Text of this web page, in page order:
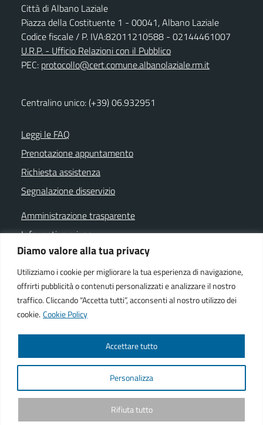
Diamo valore alla tua privacy
Utilizziamo i cookie per migliorare la tua esperienza di navigazione,
offrirti pubblicità o contenuti personalizzati e analizzare il nostro
traffico. Cliccando “Accetta tutti”, acconsenti al nostro utilizzo dei
cookie. Cookie Policy
Personalizza
Rifiuta tutto
Accettare tutto
Città di Albano Laziale
Piazza della Costituente 1 - 00041, Albano Laziale
Codice fiscale / P. IVA:82011210588 - 02144461007
U.R.P. - Ufficio Relazioni con il Pubblico
PEC: protocollo@cert.comune.albanolaziale.rm.it
Centralino unico: (+39) 06.932951
Leggi le FAQ
Prenotazione appuntamento
Richiesta assistenza
Segnalazione disservizio
Amministrazione trasparente
Informativa privacy
Note legali
Dichiarazione di accessibilità
Cookie policy
Facebook istituzionale
Facebook museo civico
YouTubeTelegramWhatsapp
Powered byWe-COM srl